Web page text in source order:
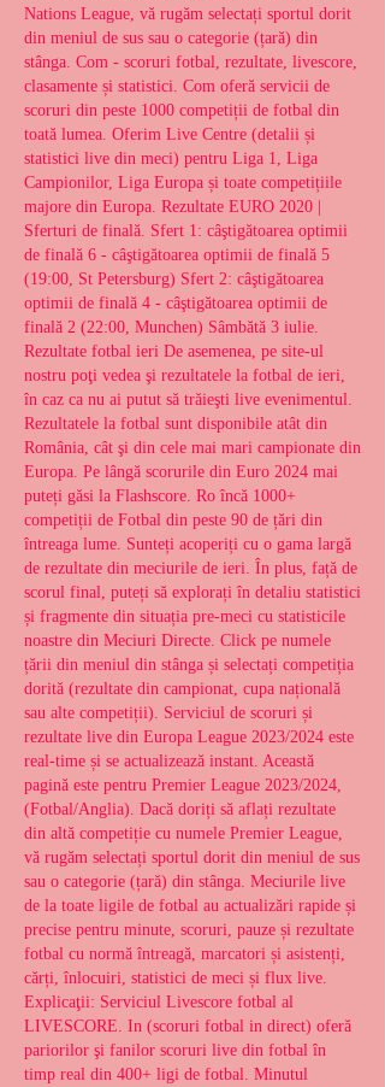
Nations League, vă rugăm selectați sportul dorit
din meniul de sus sau o categorie (țară) din
stânga. Com - scoruri fotbal, rezultate, livescore,
clasamente și statistici. Com oferă servicii de
scoruri din peste 1000 competiții de fotbal din
toată lumea. Oferim Live Centre (detalii și
statistici live din meci) pentru Liga 1, Liga
Campionilor, Liga Europa și toate competițiile
majore din Europa. Rezultate EURO 2020 |
Sferturi de finală. Sfert 1: câştigătoarea optimii
de finală 6 - câştigătoarea optimii de finală 5
(19:00, St Petersburg) Sfert 2: câştigătoarea
optimii de finală 4 - câştigătoarea optimii de
finală 2 (22:00, Munchen) Sâmbătă 3 iulie.
Rezultate fotbal ieri De asemenea, pe site-ul
nostru poţi vedea şi rezultatele la fotbal de ieri,
în caz ca nu ai putut să trăieşti live evenimentul.
Rezultatele la fotbal sunt disponibile atât din
România, cât şi din cele mai mari campionate din
Europa. Pe lângă scorurile din Euro 2024 mai
puteți găsi la Flashscore. Ro încă 1000+
competiții de Fotbal din peste 90 de țări din
întreaga lume. Sunteți acoperiți cu o gama largă
de rezultate din meciurile de ieri. În plus, față de
scorul final, puteți să explorați în detaliu statistici
și fragmente din situația pre-meci cu statisticile
noastre din Meciuri Directe. Click pe numele
țării din meniul din stânga și selectați competiția
dorită (rezultate din campionat, cupa națională
sau alte competiții). Serviciul de scoruri și
rezultate live din Europa League 2023/2024 este
real-time și se actualizează instant. Această
pagină este pentru Premier League 2023/2024,
(Fotbal/Anglia). Dacă doriți să aflați rezultate
din altă competiție cu numele Premier League,
vă rugăm selectați sportul dorit din meniul de sus
sau o categorie (țară) din stânga. Meciurile live
de la toate ligile de fotbal au actualizări rapide și
precise pentru minute, scoruri, pauze și rezultate
fotbal cu normă întreagă, marcatori și asistenți,
cărți, înlocuiri, statistici de meci și flux live.
Explicaţii: Serviciul Livescore fotbal al
LIVESCORE. In (scoruri fotbal in direct) oferă
pariorilor şi fanilor scoruri live din fotbal în
timp real din 400+ ligi de fotbal. Minutul